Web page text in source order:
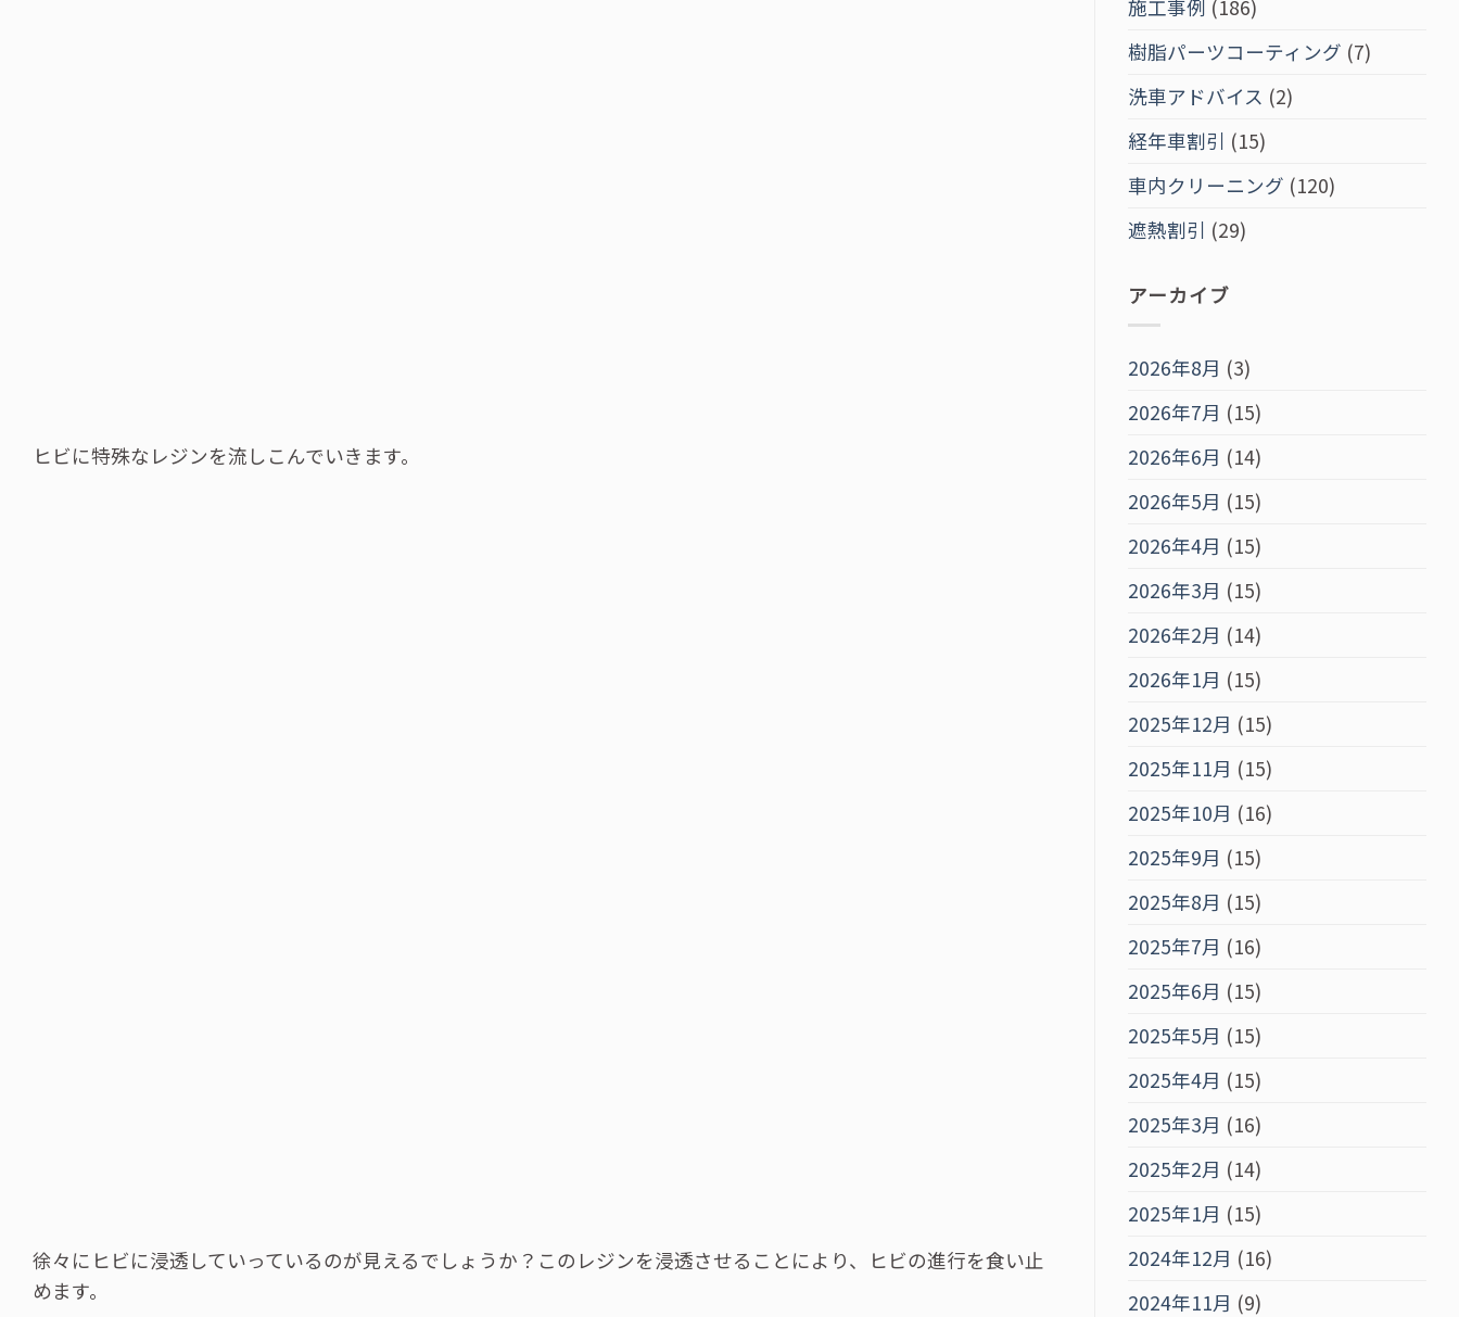
ヒビに特殊なレジンを流しこんでいきます。
徐々にヒビに浸透していっているのが見えるでしょうか？このレジンを浸透させることにより、ヒビの進行を食い止
めます。
施工事例 (186)
樹脂パーツコーティング (7)
洗車アドバイス (2)
経年車割引 (15)
車内クリーニング (120)
遮熱割引 (29)
アーカイブ
2026年8月 (3)
2026年7月 (15)
2026年6月 (14)
2026年5月 (15)
2026年4月 (15)
2026年3月 (15)
2026年2月 (14)
2026年1月 (15)
2025年12月 (15)
2025年11月 (15)
2025年10月 (16)
2025年9月 (15)
2025年8月 (15)
2025年7月 (16)
2025年6月 (15)
2025年5月 (15)
2025年4月 (15)
2025年3月 (16)
2025年2月 (14)
2025年1月 (15)
2024年12月 (16)
2024年11月 (9)